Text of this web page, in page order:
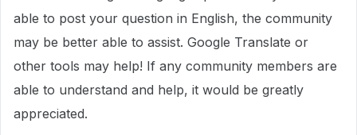
able to post your question in English, the community
may be better able to assist. Google Translate or
other tools may help! If any community members are
able to understand and help, it would be greatly
appreciated.